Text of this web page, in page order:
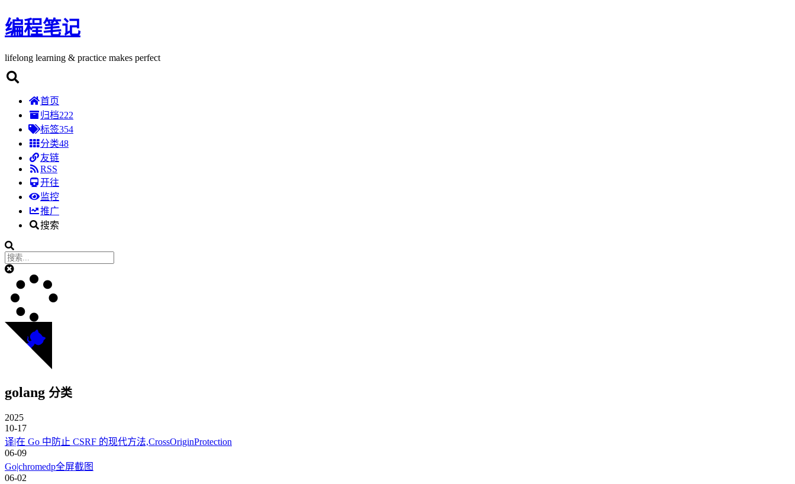
编程笔记
lifelong learning & practice makes perfect
首页
归档222
标签354
分类48
友链
RSS
开往
监控
推广
搜索
golang 分类
2025
10-17
译|在 Go 中防止 CSRF 的现代方法,CrossOriginProtection
06-09
Go|chromedp全屏截图
06-02